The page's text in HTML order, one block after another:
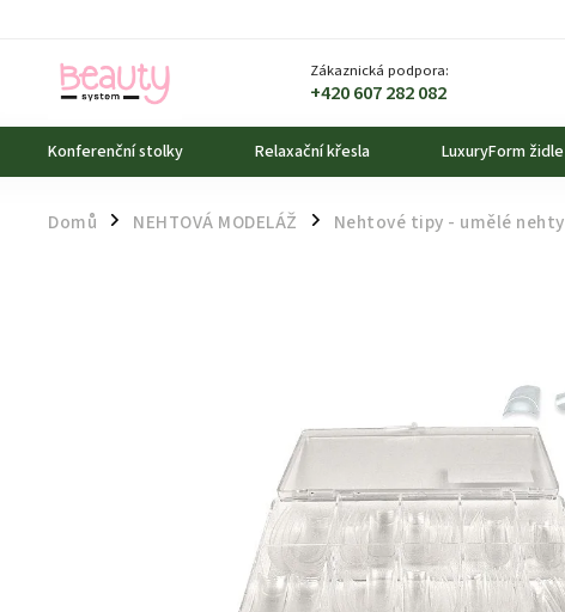
Zákaznická podpora:
+420 607 282 082
Konferenční stolky Relaxační křesla LuxuryForm židle
Domů / NEHTOVÁ MODELÁŽ / Nehtové tipy - umělé nehty